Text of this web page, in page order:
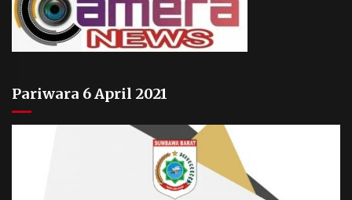
Pariwara 6 April 2021